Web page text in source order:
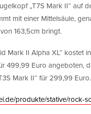
„T7S Mark II“ auf
mit einer Mittelsäule,
163,5cm bringt.
Mark II Alpha XL“ kostet
499,99 Euro angeboten,
Mark II“ für 299,99 Euro.
produkte/stative/rock-